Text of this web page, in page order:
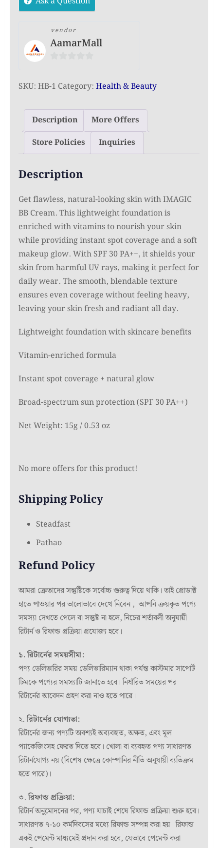
Foundation
30
PA++
quantity
vendor
AamarMall
SKU: HB-1 Category: Health & Beauty
Description
More Offers
Store Policies
Inquiries
Description
Get flawless, natural-looking skin with IMAGIC
BB Cream. This lightweight foundation is
enriched with vitamins to nourish your skin
while providing instant spot coverage and a soft
makeup glow. With SPF 30 PA++, it shields your
skin from harmful UV rays, making it perfect for
daily wear. The smooth, blendable texture
ensures even coverage without feeling heavy,
leaving your skin fresh and radiant all day.
Lightweight foundation with skincare benefits
Vitamin-enriched formula
Instant spot coverage + natural glow
Broad-spectrum sun protection (SPF 30 PA++)
Net Weight: 15g / 0.53 oz
No more offers for this product!
Shipping Policy
Steadfast
Pathao
Refund Policy
আমরা ক্রেতাদের সন্তুষ্টিকে সর্বোচ্চ গুরুত্ব দিয়ে থাকি। তাই প্রোডাক্ট
হাতে পাওয়ার পর ভালোভাবে দেখে নিবেন , আপনি ক্রয়কৃত পণ্যে
সমস্যা দেখতে পেলে বা সন্তুষ্ট না হলে, নিচের শর্তাবলী অনুযায়ী
রিটার্ন ও রিফান্ড প্রক্রিয়া প্রযোজ্য হবে।
১. রিটার্নের সময়সীমা:
পণ্য ডেলিভারির সময় ডেলিভারিম্যান থাকা পর্যন্ত কাস্টমার সাপোর্ট
টিমকে পণ্যের সমস্যাটি জানাতে হবে। নির্ধারিত সময়ের পর
রিটার্নের আবেদন গ্রহণ করা নাও হতে পারে।
২.রিটার্নের যোগ্যতা:
রিটার্নের জন্য পণ্যটি অবশ্যই অব্যবহৃত, অক্ষত, এবং মূল
প্যাকেজিংসহ ফেরত দিতে হবে। খোলা বা ব্যবহৃত পণ্য সাধারণত
রিটার্নযোগ্য নয় (বিশেষ ক্ষেত্রে কোম্পানির নীতি অনুযায়ী ব্যতিক্রম
হতে পারে)।
৩.রিফান্ড প্রক্রিয়া:
রিটার্ন অনুমোদনের পর, পণ্য যাচাই শেষে রিফান্ড প্রক্রিয়া শুরু হবে।
সাধারণত ৭-১০ কর্মদিবসের মধ্যে রিফান্ড সম্পন্ন করা হয়। রিফান্ড
একই পেমেন্ট মাধ্যমেই প্রদান করা হবে, যেভাবে পেমেন্ট করা